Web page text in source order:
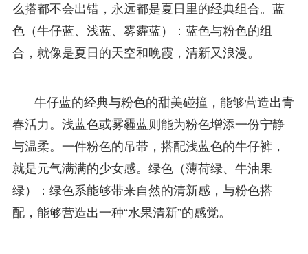
么搭都不会出错，永远都是夏日里的经典组合。蓝
色（牛仔蓝、浅蓝、雾霾蓝）：蓝色与粉色的组
合，就像是夏日的天空和晚霞，清新又浪漫。
牛仔蓝的经典与粉色的甜美碰撞，能够营造出青
春活力。浅蓝色或雾霾蓝则能为粉色增添一份宁静
与温柔。一件粉色的吊带，搭配浅蓝色的牛仔裤，
就是元气满满的少女感。绿色（薄荷绿、牛油果
绿）：绿色系能够带来自然的清新感，与粉色搭
配，能够营造出一种“水果清新”的感觉。